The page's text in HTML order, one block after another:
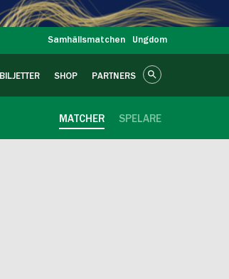
Samhällsmatchen Ungdom
BILJETTER SHOP PARTNERS
SPELARE
MATCHER